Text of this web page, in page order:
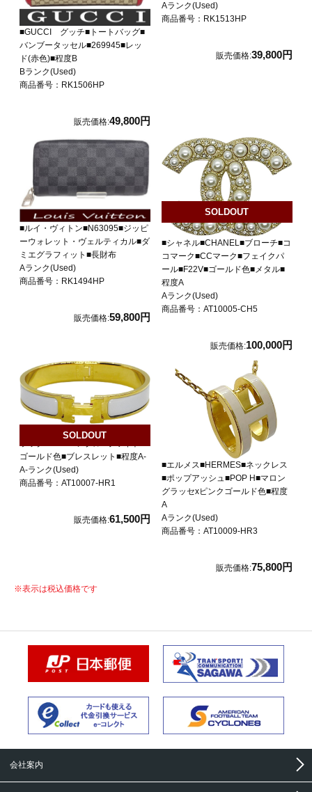
■GUCCI グッチ■トートバッグ■
バンブータッセル■269945■レッ
ド(赤色)■程度B
Bランク(Used)
商品番号：RK1506HP
販売価格:49,800円
Aランク(Used)
商品番号：RK1513HP
販売価格:39,800円
■ルイ・ヴィトン■N63095■ジッピ
ーウォレット・ヴェルティカル■ダ
ミエグラフィット■長財布
Aランク(Used)
商品番号：RK1494HP
販売価格:59,800円
■シャネル■CHANEL■ブローチ■コ
コマーク■CCマーク■フェイクパ
ール■F22V■ゴールド色■メタル■
程度A
Aランク(Used)
商品番号：AT10005-CH5
販売価格:100,000円
SOLDOUT
■エルメス■HERMES■クリックク
ゴールド色■ブレスレット■程度A-
A-ランク(Used)
商品番号：AT10007-HR1
販売価格:61,500円
SOLDOUT
■エルメス■HERMES■ネックレス
■ポップアッシュ■POP H■マロン
グラッセxピンクゴールド色■程度
A
Aランク(Used)
商品番号：AT10009-HR3
販売価格:75,800円
※表示は税込価格です
会社案内